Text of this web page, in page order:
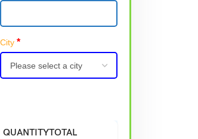
City *
QUANTITYTOTAL